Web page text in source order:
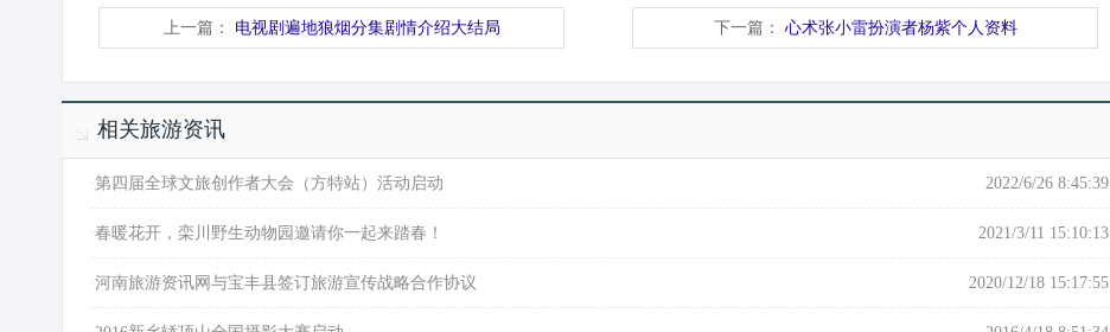
上一篇： 电视剧遍地狼烟分集剧情介绍大结局 下一篇： 心术张小雷扮演者杨紫个人资料
相关旅游资讯
2022/6/26 8:45:39
·第四届全球文旅创作者大会（方特站）活动启动
2021/3/11 15:10:13
·春暖花开，栾川野生动物园邀请你一起来踏春！
2020/12/18 15:17:55
·河南旅游资讯网与宝丰县签订旅游宣传战略合作协议